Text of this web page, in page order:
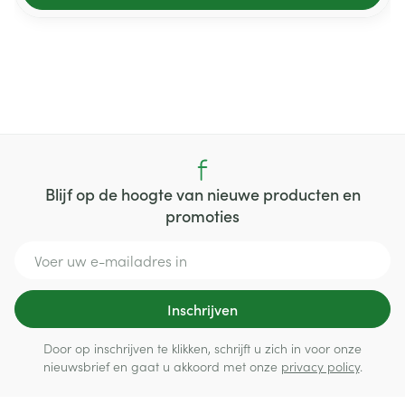
Blijf op de hoogte van nieuwe producten en
promoties
Inschrijven
Door op inschrijven te klikken, schrijft u zich in voor onze
nieuwsbrief en gaat u akkoord met onze privacy policy.